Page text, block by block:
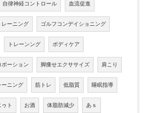
自律神経コントロール 血流促進
レーニング ゴルフコンデイショニング
トレーンング ボディケア
ポーション 脚痩せエクササイズ 肩こり
ーニング 筋トレ 低脂質 睡眠指導
ゥト お酒 体脂肪減少 あｓ